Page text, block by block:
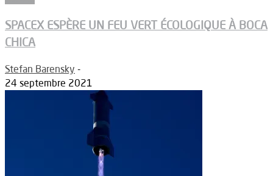
SPACEX ESPÈRE UN FEU VERT ÉCOLOGIQUE À BOCA
CHICA
Stefan Barensky -
24 septembre 2021